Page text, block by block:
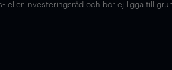
eller investeringsråd och bör ej ligga till